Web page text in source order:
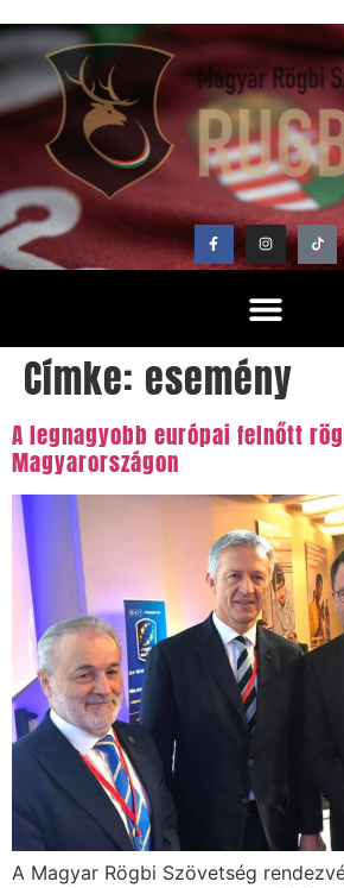
Címke: esemény
A legnagyobb európai felnőtt
Magyarországon
A Magyar Rögbi Szövetség